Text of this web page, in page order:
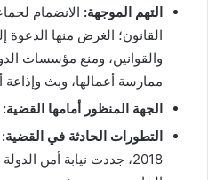
التهم الموجهة: الانضمام
القانون؛ الغرض منها الدعوة
والقوانين، ومنع مؤسسات
ممارسة أعمالها، وبث وإذاعة
الجهة المنظور أمامها القضية:
التطورات الحادثة في القضية:
2018، جددت نيابة أمن